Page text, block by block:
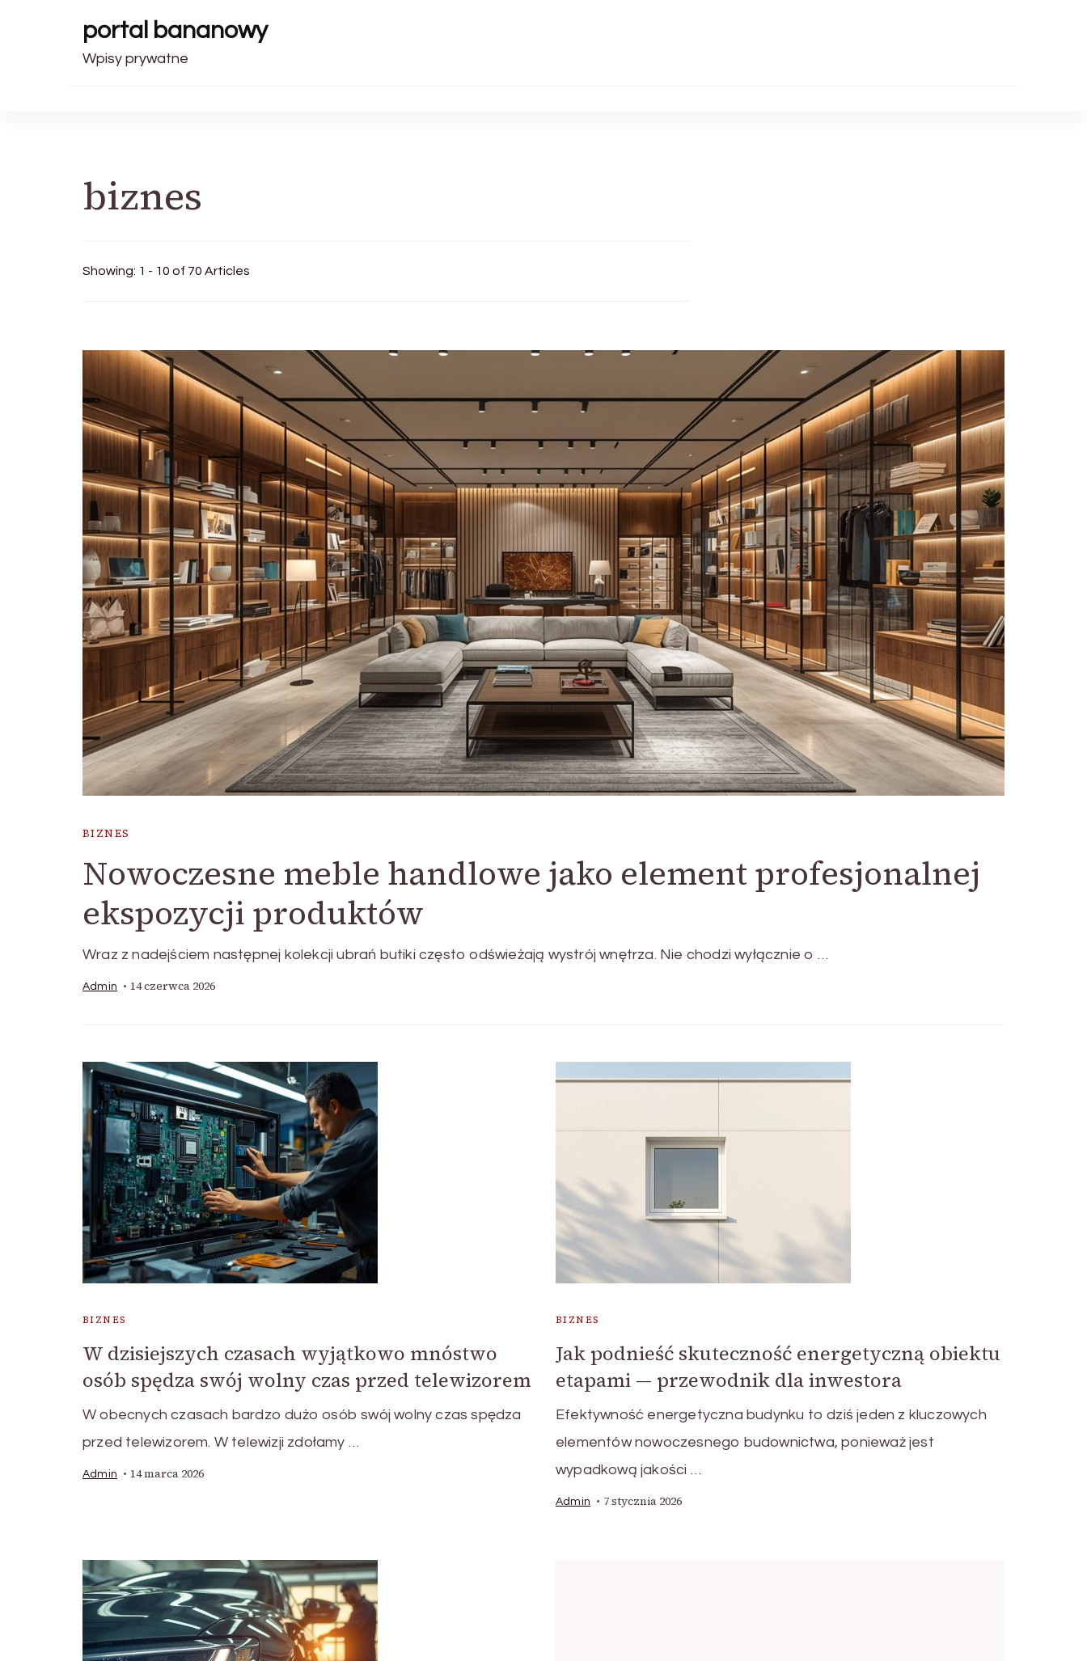
portal bananowy
Wpisy prywatne
biznes
Showing: 1 - 10 of 70 Articles
BIZNES
Nowoczesne meble handlowe jako element profesjonalnej
ekspozycji produktów
Wraz z nadejściem następnej kolekcji ubrań butiki często odświeżają wystrój wnętrza. Nie chodzi wyłącznie o …
Admin 14 czerwca 2026
BIZNES
W dzisiejszych czasach wyjątkowo mnóstwo
osób spędza swój wolny czas przed telewizorem
W obecnych czasach bardzo dużo osób swój wolny czas spędza
przed telewizorem. W telewizji zdołamy …
Admin 14 marca 2026
BIZNES
Jak podnieść skuteczność energetyczną obiektu
etapami — przewodnik dla inwestora
Efektywność energetyczna budynku to dziś jeden z kluczowych
elementów nowoczesnego budownictwa, ponieważ jest
wypadkową jakości …
Admin 7 stycznia 2026